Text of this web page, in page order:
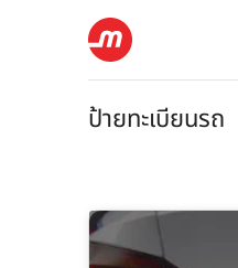
ป้ายทะเบียนรถ